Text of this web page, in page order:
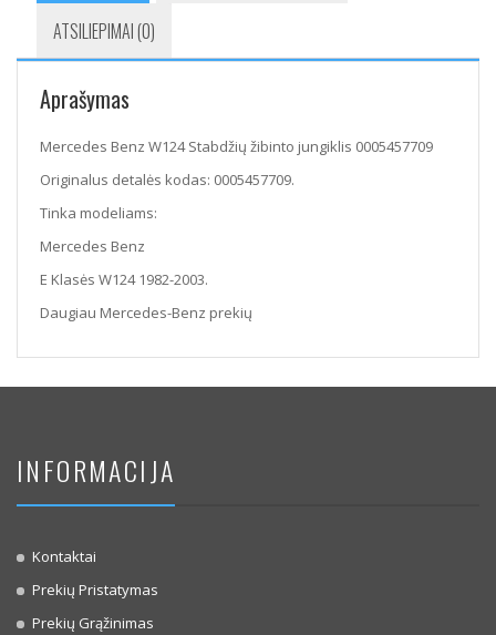
ATSILIEPIMAI (0)
Aprašymas
Mercedes Benz W124 Stabdžių žibinto jungiklis 0005457709
Originalus detalės kodas: 0005457709.
Tinka modeliams:
Mercedes Benz
E Klasės W124 1982-2003.
Daugiau Mercedes-Benz prekių
INFORMACIJA
Kontaktai
Prekių Pristatymas
Prekių Grąžinimas